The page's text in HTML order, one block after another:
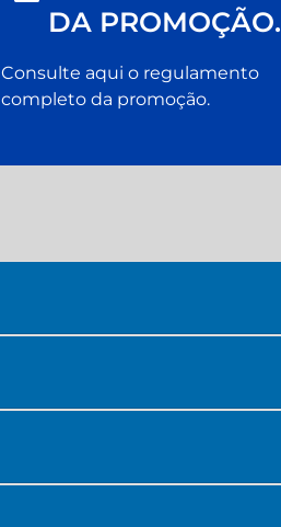
DA PROMOÇÃO.
Consulte aqui o regulamento
completo da promoção.